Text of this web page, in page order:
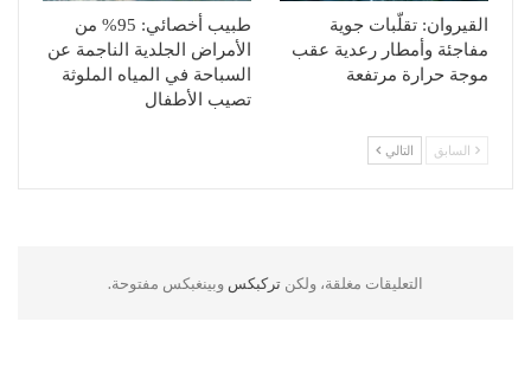
القيروان: تقلّبات جوية
مفاجئة وأمطار رعدية عقب
موجة حرارة مرتفعة
طبيب أخصائي: 95% من
الأمراض الجلدية الناجمة عن
السباحة في المياه الملوثة
تصيب الأطفال
السابق التالي
التعليقات مغلقة، ولكن تركبكس وبينغبكس مفتوحة.